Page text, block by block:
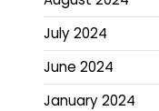
July 2024
June 2024
January 2024